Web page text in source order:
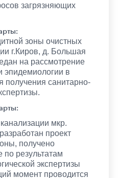
загрязняющих
зоны очистных
г.Киров, д. Большая
на рассмотрение
эпидемиологии в
получения санитарно-
мкр.
проект
получено
по результатам
экспертизы
момент проводится